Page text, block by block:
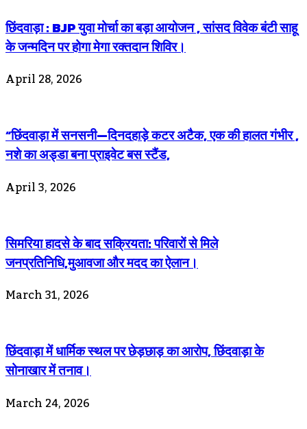
छिंदवाड़ा : BJP युवा मोर्चा का बड़ा आयोजन , सांसद विवेक बंटी साहू
के जन्मदिन पर होगा मेगा रक्तदान शिविर।
April 28, 2026
“छिंदवाड़ा में सनसनी—दिनदहाड़े कटर अटैक, एक की हालत गंभीर ,
नशे का अड्डा बना प्राइवेट बस स्टैंड,
April 3, 2026
सिमरिया हादसे के बाद सक्रियता: परिवारों से मिले
जनप्रतिनिधि,मुआवजा और मदद का ऐलान।
March 31, 2026
छिंदवाड़ा में धार्मिक स्थल पर छेड़छाड़ का आरोप, छिंदवाड़ा के
सोनाखार में तनाव।
March 24, 2026